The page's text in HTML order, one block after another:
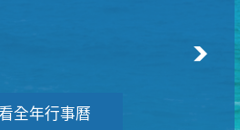
全年行事曆